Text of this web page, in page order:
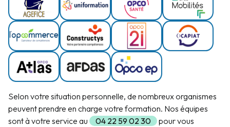
Selon votre situation personnelle, de nombreux organismes
peuvent prendre en charge votre formation. Nos équipes
sont à votre service au
04 22 59 02 30
pour vous